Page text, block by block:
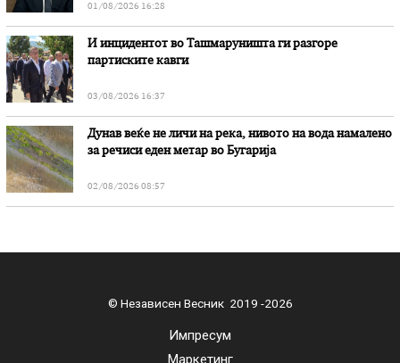
01/08/2026 16:28
И инцидентот во Ташмаруништa ги разгоре
партиските кавги
03/08/2026 16:37
Дунав веќе не личи на река, нивото на вода намалено
за речиси еден метар во Бугарија
02/08/2026 08:57
© Независен Весник 2019 -2026
Импресум